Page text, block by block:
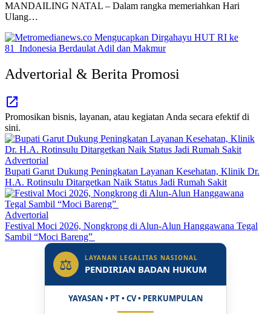
MANDAILING NATAL – Dalam rangka memeriahkan Hari
Ulang…
Advertorial & Berita Promosi
Promosikan bisnis, layanan, atau kegiatan Anda secara efektif di
sini.
Advertorial
Bupati Garut Dukung Peningkatan Layanan Kesehatan, Klinik Dr.
H.A. Rotinsulu Ditargetkan Naik Status Jadi Rumah Sakit
Advertorial
Festival Moci 2026, Nongkrong di Alun-Alun Hanggawana Tegal
Sambil “Moci Bareng”
⚖ LAYANAN LEGALITAS NASIONAL
PENDIRIAN BADAN HUKUM
YAYASAN • PT • CV • PERKUMPULAN